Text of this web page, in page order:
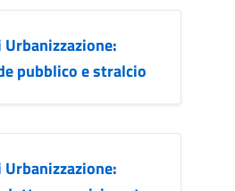
Urbanizzazione:
pubblico e stralcio
Urbanizzazione: